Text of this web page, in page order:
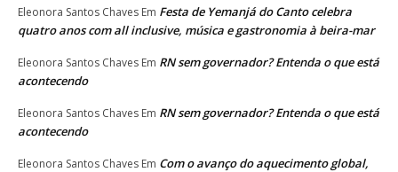
Eleonora Santos Chaves Em Festa de Yemanjá do Canto celebra
quatro anos com all inclusive, música e gastronomia à beira-mar
Eleonora Santos Chaves Em RN sem governador? Entenda o que está
acontecendo
Eleonora Santos Chaves Em RN sem governador? Entenda o que está
acontecendo
Eleonora Santos Chaves Em Com o avanço do aquecimento global,